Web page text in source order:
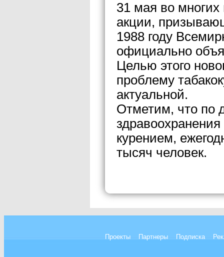
31 мая во многих
акции,
1988 году
официально
Целью этого
проблему
актуальной.
Отметим, что по
курением,
тысяч человек.
Проекты Партнеры Подписка